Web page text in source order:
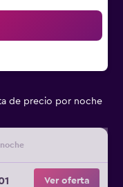
de precio por noche
Ver oferta